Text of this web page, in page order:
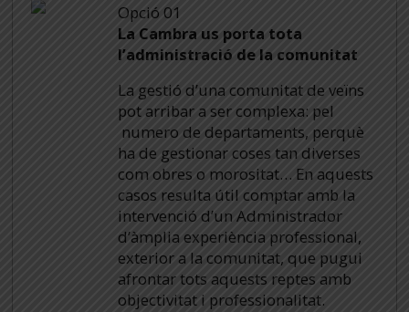
Opció 01
La Cambra us porta tota
l’administració de la comunitat
La gestió d’una comunitat de veïns
pot arribar a ser complexa: pel
numero de departaments, perquè
ha de gestionar coses tan diverses
com obres o morositat… En aquests
casos resulta útil comptar amb la
intervenció d’un Administrador
d’àmplia experiència professional,
exterior a la comunitat, que pugui
afrontar tots aquests reptes amb
objectivitat i professionalitat.